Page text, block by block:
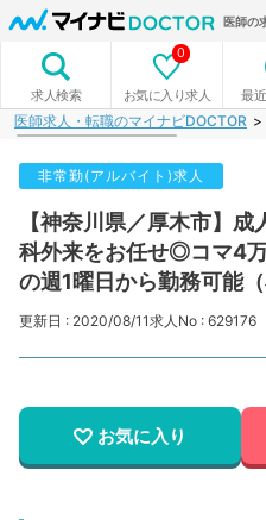
医師の
求人検索 お気に入り求人
0
最
医師求人・転職のマイナビDOCTOR
非常勤(アルバイト)求人
【神奈川県／厚木市】
科外来をお任せ◎コマ4
の週1曜日から勤務可能（
更新日 : 2020/08/11求人No : 629176
お気に入り